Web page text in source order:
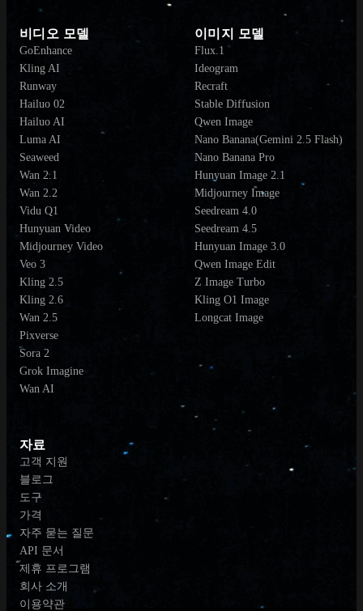
비디오 모델
GoEnhance
Kling AI
Runway
Hailuo 02
Hailuo AI
Luma AI
Seaweed
Wan 2.1
Wan 2.2
Vidu Q1
Hunyuan Video
Midjourney Video
Veo 3
Kling 2.5
Kling 2.6
Wan 2.5
Pixverse
Sora 2
Grok Imagine
Wan AI
이미지 모델
Flux.1
Ideogram
Recraft
Stable Diffusion
Qwen Image
Nano Banana(Gemini 2.5 Flash)
Nano Banana Pro
Hunyuan Image 2.1
Midjourney Image
Seedream 4.0
Seedream 4.5
Hunyuan Image 3.0
Qwen Image Edit
Z Image Turbo
Kling O1 Image
Longcat Image
자료
고객 지원
블로그
도구
가격
자주 묻는 질문
API 문서
제휴 프로그램
회사 소개
이용약관